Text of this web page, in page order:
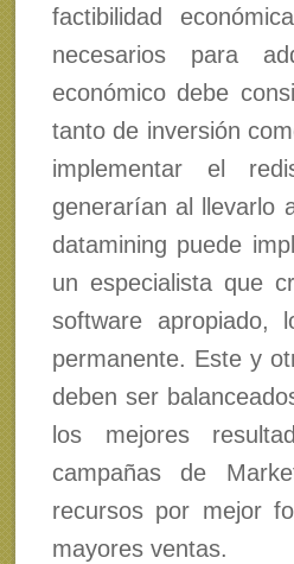
factibilidad
necesarios para
económico debe
tanto de inversión
implementar el
generarían al llevarlo
datamining puede
un especialista que
software apropiado,
permanente. Este y
deben ser
los mejores
campañas de
recursos por mejor
mayores ventas.